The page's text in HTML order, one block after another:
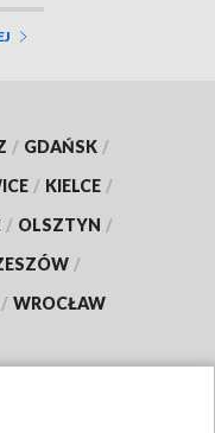
/ GDAŃSK /
/ KIELCE /
/ OLSZTYN /
/
/ WROCŁAW